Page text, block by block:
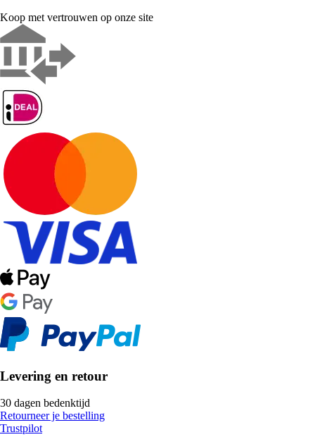
Koop met vertrouwen op onze site
Levering en retour
30 dagen bedenktijd
Retourneer je bestelling
Trustpilot